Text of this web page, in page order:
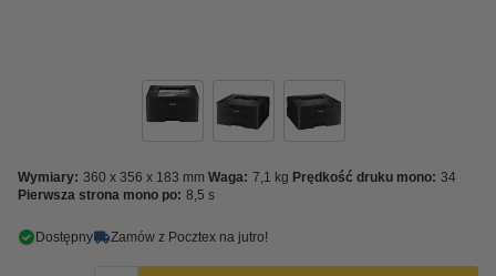
Wymiary: 360 x 356 x 183 mm Waga: 7,1 kg Prędkość druku mono: 34
Pierwsza strona mono po: 8,5 s
Dostępny Zamów z Pocztex na jutro!